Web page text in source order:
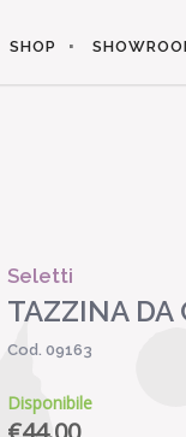
SHOP
Seletti
TAZZINA DA
Cod. 09163
Disponibile